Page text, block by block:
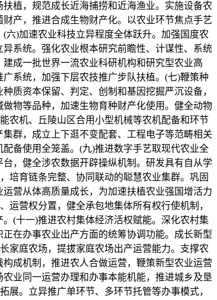
植，规范成长近海捕捞和近海渔业。实施设备农
产，推进合成生物财产化。以农业环节焦点手艺
)加速农业科技立异程度全体跃升。加强国度农
系统。强化农业根本研究前瞻性、计谋性、系统
成一批世界一流农业科研机构和研究型农业高
系统，加强下层农技推广步队扶植。(七)鞭策种
质资本保留、判定、创制和基因挖掘严沉设备，
物等品种，加速生物育种财产化使用。健全动物
农机、丘陵山区合用小型机械等农机配备和环节
群，成立上下逛不变配套、工程电子等范畴相关
备使用全笼盖。(九)推进数字手艺取现代农业全
，健全涉农数据开辟操纵机制。研发具有自从学
培育链条完整、协同联动的聪慧农业集群。巩固
营从体高质量成长，为加速扶植农业强国增活力
营权分置，健全承包地集体所有权行使机制，
(十一)推进农村集体经济活权赋能。深化农村集
在办事农业出产方面的统筹协调功能。成长新型
家庭农场，提拔家庭农场出产运营能力。支撑农
成机制，推进农人合做运营，鞭策新型农业运营
业同一运营办理和办事本能机能，推进城乡及垦
。立异推广单环节、多环节托管等办事模式，